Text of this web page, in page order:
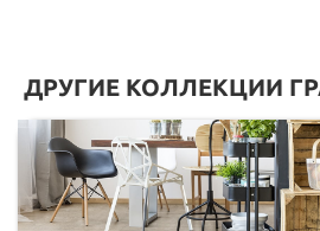
ДРУГИЕ КОЛЛЕКЦИИ